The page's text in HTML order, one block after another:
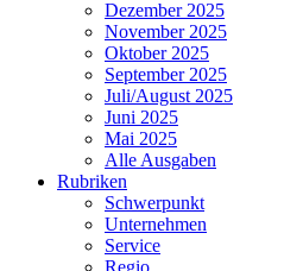
Dezember 2025
November 2025
Oktober 2025
September 2025
Juli/August 2025
Juni 2025
Mai 2025
Alle Ausgaben
Rubriken
Schwerpunkt
Unternehmen
Service
Regio